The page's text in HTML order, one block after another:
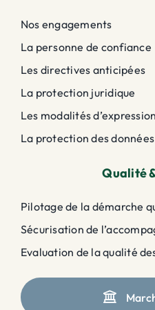
Nos engagements
La personne de confiance
Les directives anticipées
La protection juridique
Les modalités d’expression
La protection des données
Qualité
Pilotage de la démarche
Sécurisation de
Evaluation de la qualité